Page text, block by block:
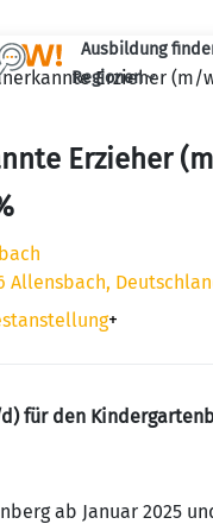
Ausbildung
Regionen
Erzieher (m/
Erzieher
Allensbach,
+
für den
ab Januar 2025